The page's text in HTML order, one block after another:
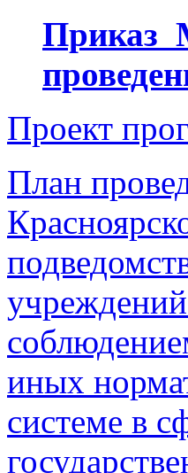
Приказ
Проект
План
учреждений
иных
системе в